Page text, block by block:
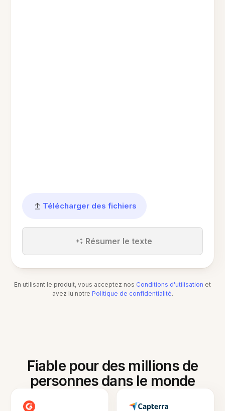
Télécharger des fichiers
Résumer le texte
En utilisant le produit, vous acceptez nos Conditions d'utilisation et
avez lu notre Politique de confidentialité.
Fiable pour des millions de
personnes dans le monde